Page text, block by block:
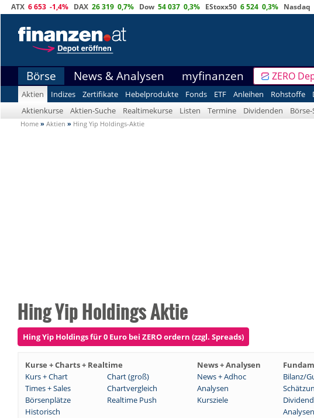
ATX 6 653 -1,4% DAX 26 319 0,7% Dow 54 037 0,3% EStoxx50 6 524 0,3% Nasdaq
Börse News & Analysen myfinanzen ZERO
Aktien Indizes Zertifikate Hebelprodukte Fonds ETF Anleihen Rohstoffe
Aktienkurse
Aktien-Suche Realtimekurse Listen Termine Dividenden
Home » Aktien » Hing Yip Holdings-Aktie
Hing Yip Holdings Aktie
Hing Yip Holdings für 0 Euro bei ZERO ordern (zzgl. Spreads)
Kurse + Charts + Realtime News + Analysen
Kurs + Chart
Chart (groß) News + Adhoc Bilanz/
Times + Sales
Chartvergleich Analysen
Börsenplätze
Realtime Push Kursziele
Historisch
Analysen